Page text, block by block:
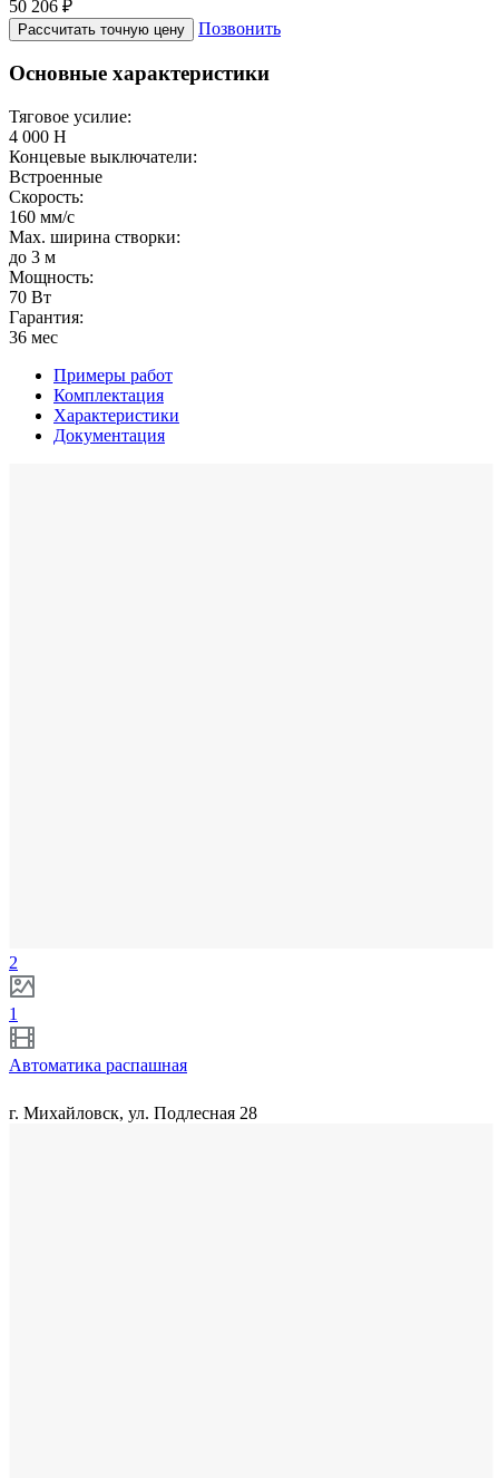
50 206 ₽
Рассчитать точную цену Позвонить
Основные характеристики
Тяговое усилие:
4 000 Н
Концевые выключатели:
Встроенные
Скорость:
160 мм/с
Max. ширина створки:
до 3 м
Мощность:
70 Вт
Гарантия:
36 мес
Примеры работ
Комплектация
Характеристики
Документация
2
1
Автоматика распашная
г. Михайловск, ул. Подлесная 28